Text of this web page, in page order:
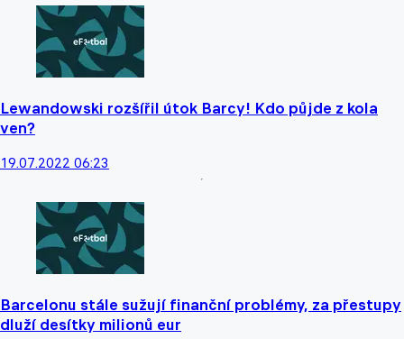
Lewandowski rozšířil útok Barcy! Kdo půjde z kola
ven?
19.07.2022 06:23
Barcelonu stále sužují finanční problémy, za přestupy
dluží desítky milionů eur